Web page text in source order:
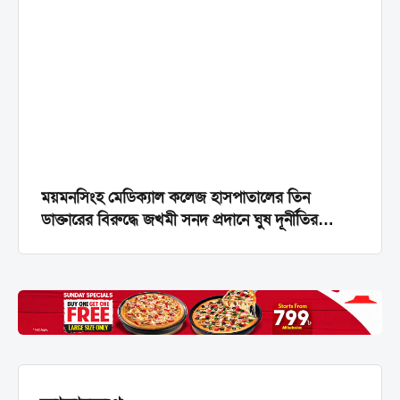
ময়মনসিংহ মেডিক্যাল কলেজ হাসপাতালের তিন
ডাক্তারের বিরুদ্ধে জখমী সনদ প্রদানে ঘুষ দূর্নীতির